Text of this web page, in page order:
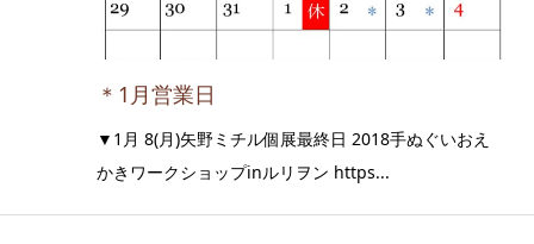
＊1月営業日
▼1月 8(月)矢野ミチル個展最終日 2018手ぬぐいおえ
かきワークショップinルリヲン https...